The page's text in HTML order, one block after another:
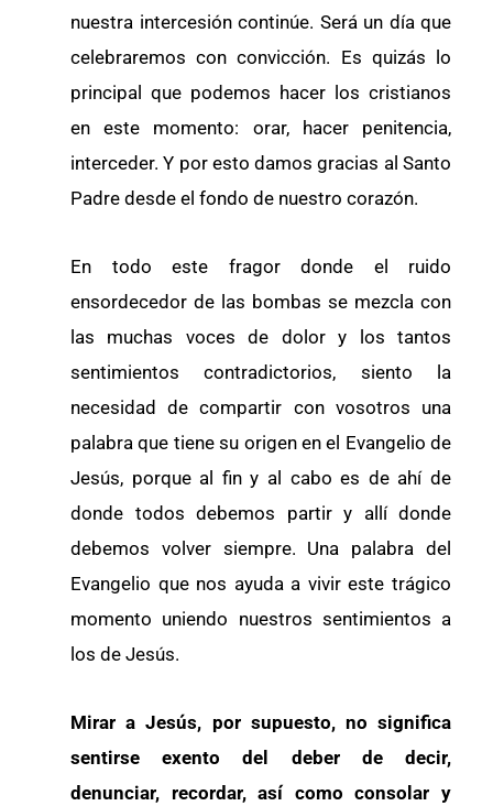
nuestra intercesión continúe. Será un día que
celebraremos con convicción. Es quizás lo
principal que podemos hacer los cristianos
en este momento: orar, hacer penitencia,
interceder. Y por esto damos gracias al Santo
Padre desde el fondo de nuestro corazón.
En todo este fragor donde el ruido
ensordecedor de las bombas se mezcla con
las muchas voces de dolor y los tantos
sentimientos contradictorios, siento la
necesidad de compartir con vosotros una
palabra que tiene su origen en el Evangelio de
Jesús, porque al fin y al cabo es de ahí de
donde todos debemos partir y allí donde
debemos volver siempre. Una palabra del
Evangelio que nos ayuda a vivir este trágico
momento uniendo nuestros sentimientos a
los de Jesús.
Mirar a Jesús, por supuesto, no significa
sentirse exento del deber de decir,
denunciar, recordar, así como consolar y